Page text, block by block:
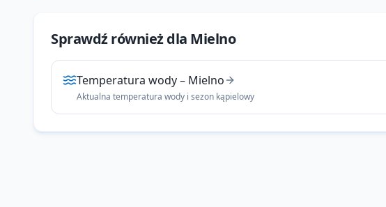
Sprawdź również dla Mielno
Temperatura wody– Mielno
Aktualna temperatura wody i sezon kąpielowy